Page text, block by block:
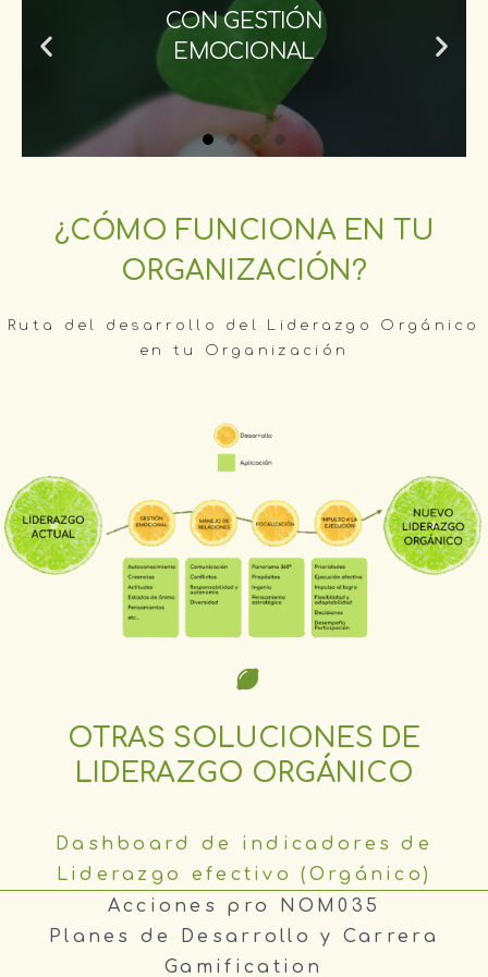
CON GESTIÓN
EMOCIONAL
¿CÓMO FUNCIONA EN TU
ORGANIZACIÓN?
Ruta del desarrollo del Liderazgo Orgánico
en tu Organización
OTRAS SOLUCIONES DE
LIDERAZGO ORGÁNICO
Dashboard de indicadores de
Liderazgo efectivo (Orgánico)
Acciones pro NOM035
Planes de Desarrollo y Carrera
Gamification